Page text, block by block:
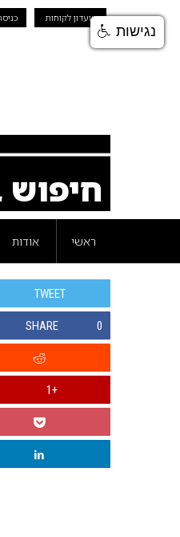
מועדון לקוחות
ראשי אודות
TWEET
SHARE 0
+1
נגישות